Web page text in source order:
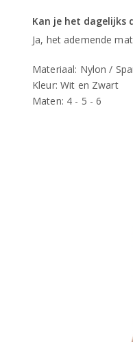
Kan je het dagelijks
Ja, het ademende
Materiaal: Nylon /
Kleur: Wit en Zwart
Maten: 4 - 5 - 6